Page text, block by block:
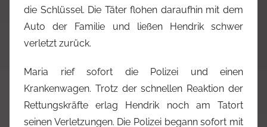
die Schlüssel. Die Täter flohen daraufhin mit dem
Auto der Familie und ließen Hendrik schwer
verletzt zurück.
Maria rief sofort die Polizei und einen
Krankenwagen. Trotz der schnellen Reaktion der
Rettungskräfte erlag Hendrik noch am Tatort
seinen Verletzungen. Die Polizei begann sofort mit